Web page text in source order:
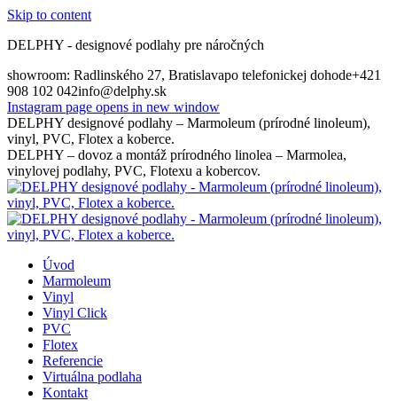
Skip to content
DELPHY - designové podlahy pre náročných
showroom: Radlinského 27, Bratislavapo telefonickej dohode+421
908 102 042info@delphy.sk
Instagram page opens in new window
DELPHY designové podlahy – Marmoleum (prírodné linoleum),
vinyl, PVC, Flotex a koberce.
DELPHY – dovoz a montáž prírodného linolea – Marmolea,
vinylovej podlahy, PVC, Flotexu a kobercov.
Úvod
Marmoleum
Vinyl
Vinyl Click
PVC
Flotex
Referencie
Virtuálna podlaha
Kontakt